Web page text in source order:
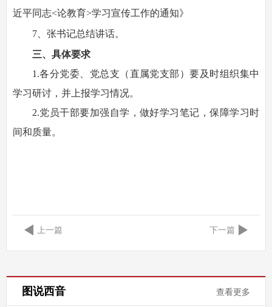
近平同志<论教育>学习宣传工作的通知》
7、张书记总结讲话。
三、具体要求
1.各分党委、党总支（直属党支部）要及时组织集中
学习研讨，并上报学习情况。
2.党员干部要加强自学，做好学习笔记，保障学习时
间和质量。
上一篇 下一篇
图说西音 查看更多